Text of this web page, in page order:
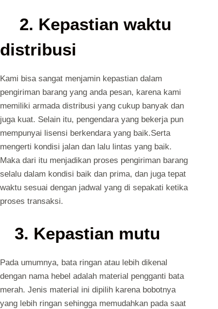
2. Kepastian waktu
distribusi
Kami bisa sangat menjamin kepastian dalam
pengiriman barang yang anda pesan, karena kami
memiliki armada distribusi yang cukup banyak dan
juga kuat. Selain itu, pengendara yang bekerja pun
mempunyai lisensi berkendara yang baik.Serta
mengerti kondisi jalan dan lalu lintas yang baik.
Maka dari itu menjadikan proses pengiriman barang
selalu dalam kondisi baik dan prima, dan juga tepat
waktu sesuai dengan jadwal yang di sepakati ketika
proses transaksi.
3. Kepastian mutu
Pada umumnya, bata ringan atau lebih dikenal
dengan nama hebel adalah material pengganti bata
merah. Jenis material ini dipilih karena bobotnya
yang lebih ringan sehingga memudahkan pada saat